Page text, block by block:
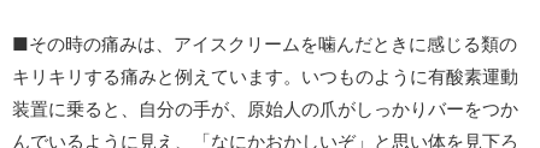
■その時の痛みは、アイスクリームを噛んだときに感じる類の
キリキリする痛みと例えています。いつものように有酸素運動
装置に乗ると、自分の手が、原始人の爪がしっかりバーをつか
んでいるように見え、「なにかおかしいぞ」と思い体を見下ろ